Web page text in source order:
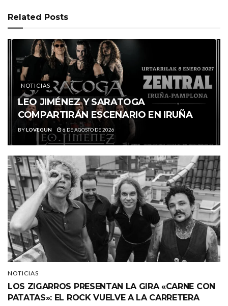
Related Posts
NOTICIAS
LEO JIMÉNEZ Y SARATOGA
COMPARTIRÁN ESCENARIO EN IRUÑA
BYLOVEGUN 6 DE AGOSTO DE 2026
NOTICIAS
LOS ZIGARROS PRESENTAN LA GIRA «CARNE CON
PATATAS»: EL ROCK VUELVE A LA CARRETERA